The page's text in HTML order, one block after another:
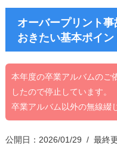
オーバープリント
おきたい基本ポイン
本年度の卒業アルバムのご
したので停止しています。
卒業アルバム以外の無線綴
公開日：2026/01/29 / 最終